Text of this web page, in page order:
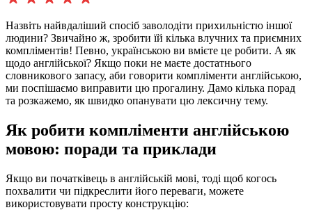
Назвіть найвдаліший спосіб заволодіти прихильністю іншої
людини? Звичайно ж, зробити їй кілька влучних та приємних
компліментів! Певно, українською ви вмієте це робити. А як
щодо англійської? Якщо поки не маєте достатнього
словникового запасу, аби говорити компліменти англійською,
ми поспішаємо виправити цю прогалину. Дамо кілька порад
та розкажемо, як швидко опанувати цю лексичну тему.
Як робити компліменти англійською
мовою: поради та приклади
Якщо ви початківець в англійській мові, тоді щоб когось
похвалити чи підкреслити його переваги, можете
використовувати просту конструкцію: